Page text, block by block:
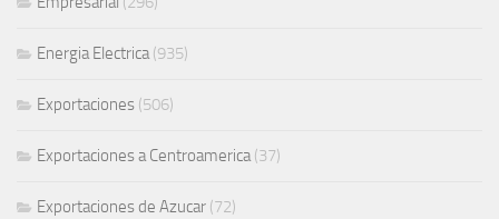
Energia Electrica(935)
Exportaciones (506)
Exportaciones a Centroamerica(37)
Exportaciones de Azucar (72)